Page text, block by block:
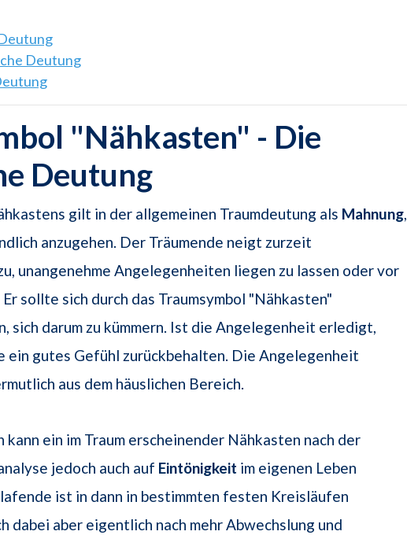
Deutung
"Nähkasten" - Die
Deutung
gilt in der allgemeinen Traumdeutung als Mahnung,
anzugehen. Der Träumende neigt zurzeit
unangenehme Angelegenheiten liegen zu lassen oder vor
sollte sich durch das Traumsymbol "Nähkasten"
sich darum zu kümmern. Ist die Angelegenheit erledigt,
ein gutes Gefühl zurückbehalten. Die Angelegenheit
aus dem häuslichen Bereich.
kann ein im Traum erscheinender Nähkasten nach der
jedoch auch auf Eintönigkeit im eigenen Leben
ist in dann in bestimmten festen Kreisläufen
dabei aber eigentlich nach mehr Abwechslung und